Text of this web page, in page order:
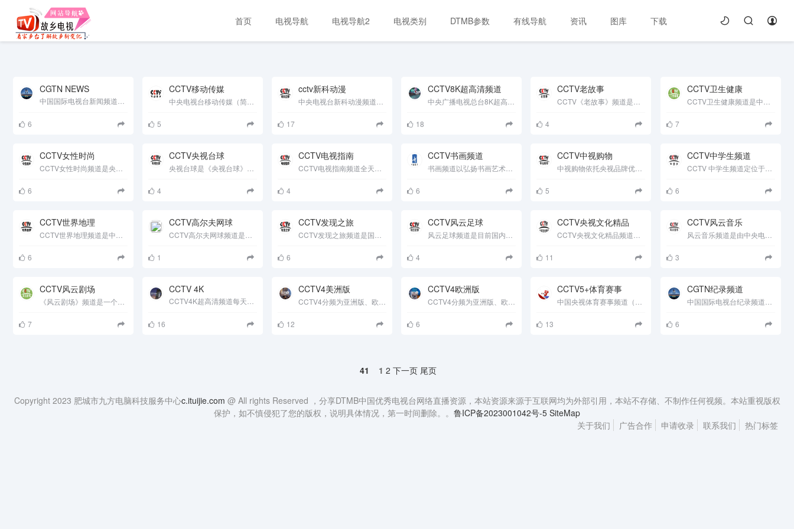
首页 电视导航 电视导航2 电视类别 DTMB参数 有线导航 资讯 图库 下载
CGTN NEWS
6
CCTV移动传媒
5
cctv新科动漫
17
CCTV8K超高清频道
18
CCTV卫生健康
7
CCTV老故事
4
CCTV女性时尚
6
CCTV央视台球
4
CCTV电视指南
4
CCTV中学生频道
6
CCTV书画频道
6
CCTV中视购物
5
CCTV世界地理
6
CCTV高尔夫网球
1
CCTV风云音乐
3
CCTV发现之旅
6
CCTV风云足球
4
CCTV央视文化精品
11
CCTV风云剧场
7
CGTN纪录频道
6
CCTV 4K
16
CCTV4美洲版
12
CCTV4欧洲版
6
CCTV5+体育赛事
13
41 1 2 下一页 尾页
Copyright 2023 肥城市九方电脑科技服务中心c.ituijie.com @ All rights Reserved ，分享DTMB中国优秀电视台网络直播资源，本站资源来源于互联网均为外部引用，本站不存储、不制作任何视频。本站重视版权
保护，如不慎侵犯了您的版权，说明具体情况，第一时间删除。。 鲁ICP备2023001042号-5 SiteMap
关于我们
广告合作 申请收录 联系我们 热门标签